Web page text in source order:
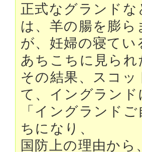
正式なグランド
は、羊の腸を膨
が、妊婦の寝て
あちこちに見られ
その結果、スコ
て、イングラン
「イングランド
ちになり、
国防上の理由か